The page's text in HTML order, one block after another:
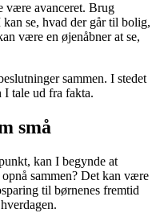
være avanceret. Brug
se, hvad der går til bolig,
være en øjenåbner at se,
sammen. I stedet
I tale ud fra fakta.
små
kan I begynde at
sammen? Det kan være
til børnenes fremtid